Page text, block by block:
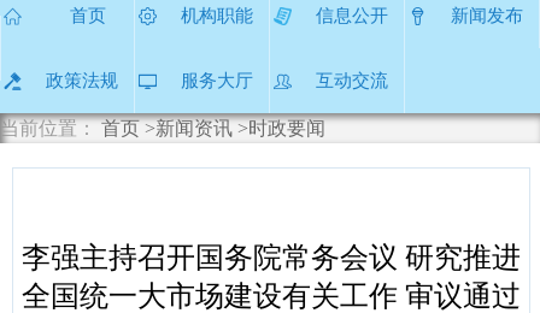
区
到
主
要
内
首页 机构职能 信息公开 新闻发布
政策法规 服务大厅 互动交流
当前位置： 首页 >新闻资讯 >时政要闻
李强主持召开国务院常务会议 研究推进
全国统一大市场建设有关工作 审议通过